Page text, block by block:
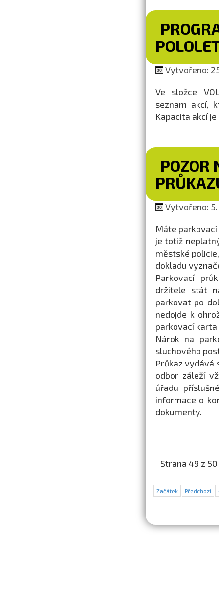
Vytvořeno:
Ve složce
seznam akcí,
Kapacita akcí
POZOR
Vytvořeno: 5.
Máte
je totiž
městské
dokladu
Parkovací
držitele stát
parkovat po
nedojde k
parkovací karta
Nárok na
sluchového
Průkaz vydává
odbor záleží
úřadu
informace o
dokumenty.
Strana 49 z 50
Začátek Předchozí